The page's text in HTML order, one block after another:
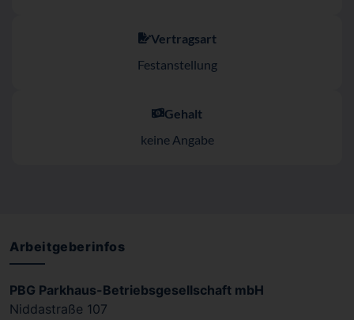
Vertragsart
Festanstellung
Gehalt
keine Angabe
Arbeitgeberinfos
PBG Parkhaus-Betriebsgesellschaft mbH
Niddastraße 107